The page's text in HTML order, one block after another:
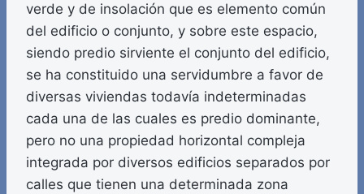
verde y de insolación que es elemento común
del edificio o conjunto, y sobre este espacio,
siendo predio sirviente el conjunto del edificio,
se ha constituido una servidumbre a favor de
diversas viviendas todavía indeterminadas
cada una de las cuales es predio dominante,
pero no una propiedad horizontal compleja
integrada por diversos edificios separados por
calles que tienen una determinada zona